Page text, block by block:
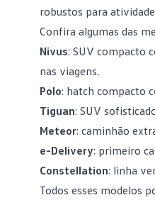
robustos para
Confira algumas das
Nivus: SUV compacto
nas viagens.
Polo: hatch compacto
Tiguan: SUV
Meteor: caminhão
e-Delivery: primeiro
Constellation: linha
Todos esses modelos